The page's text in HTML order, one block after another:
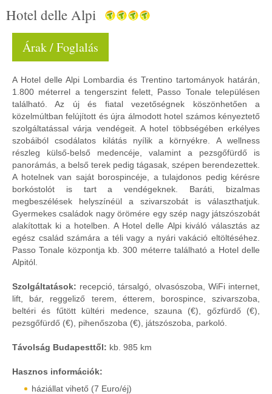
Hotel delle Alpi
Árak / Foglalás
A Hotel delle Alpi Lombardia és Trentino tartományok határán,
1.800 méterrel a tengerszint felett, Passo Tonale településen
található. Az új és fiatal vezetőségnek köszönhetően a
közelmúltban felújított és újra álmodott hotel számos kényeztető
szolgáltatással várja vendégeit. A hotel többségében erkélyes
szobáiból csodálatos kilátás nyílik a környékre. A wellness
részleg külső-belső medencéje, valamint a pezsgőfürdő is
panorámás, a belső terek pedig tágasak, szépen berendezettek.
A hotelnek van saját borospincéje, a tulajdonos pedig kérésre
borkóstolót is tart a vendégeknek. Baráti, bizalmas
megbeszélések helyszínéül a szivarszobát is választhatjuk.
Gyermekes családok nagy örömére egy szép nagy játszószobát
alakítottak ki a hotelben. A Hotel delle Alpi kiváló választás az
egész család számára a téli vagy a nyári vakáció eltöltéséhez.
Passo Tonale központja kb. 300 méterre található a Hotel delle
Alpitól.
Szolgáltatások: recepció, társalgó, olvasószoba, WiFi internet,
lift, bár, reggeliző terem, étterem, borospince, szivarszoba,
beltéri és fűtött kültéri medence, szauna (€), gőzfürdő (€),
pezsgőfürdő (€), pihenőszoba (€), játszószoba, parkoló.
Távolság Budapesttől: kb. 985 km
Hasznos információk:
háziállat vihető (7 Euro/éj)